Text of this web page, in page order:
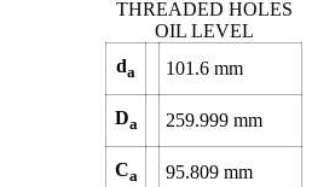
da 101.6 mm
Da 259.999 mm
Ca 95.809 mm
THREADED HOLES
OIL LEVEL